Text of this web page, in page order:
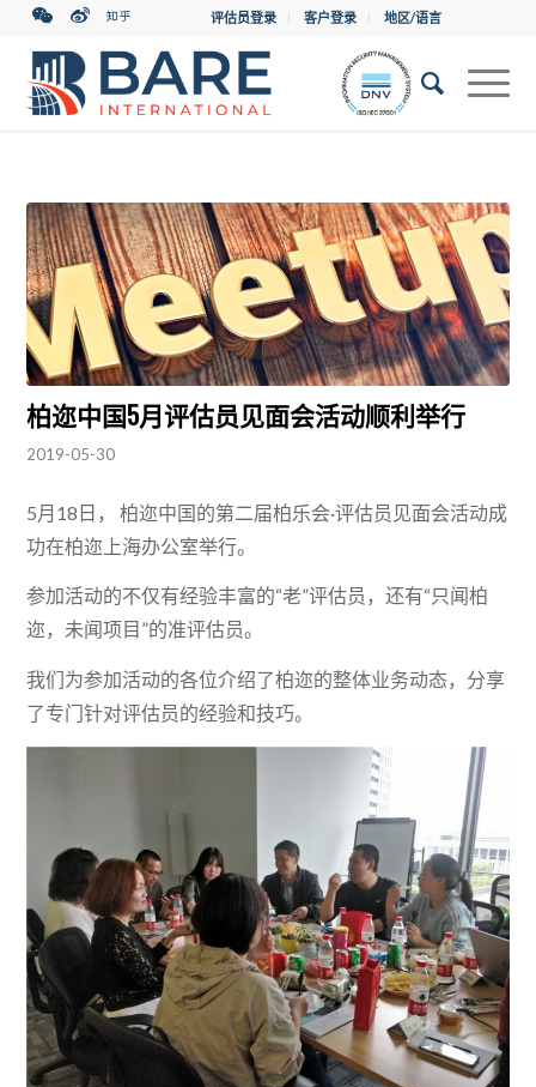
评估员登录 客户登录 地区/语言
柏迩中国5月评估员见面会活动顺利举行
2019-05-30
5月18日， 柏迩中国的第二届柏乐会·评估员见面会活动成
功在柏迩上海办公室举行。
参加活动的不仅有经验丰富的“老”评估员，还有“只闻柏
迩，未闻项目”的准评估员。
我们为参加活动的各位介绍了柏迩的整体业务动态，分享
了专门针对评估员的经验和技巧。